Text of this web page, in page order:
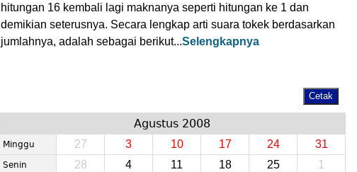
hitungan 16 kembali lagi maknanya seperti hitungan ke 1 dan
demikian seterusnya. Secara lengkap arti suara tokek berdasarkan
jumlahnya, adalah sebagai berikut...Selengkapnya
Agustus 2008
Minggu 27 3 10 17 24 31
Senin 28 4 11 18 25 1